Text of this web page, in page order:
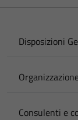
Disposizioni
Consulenti e